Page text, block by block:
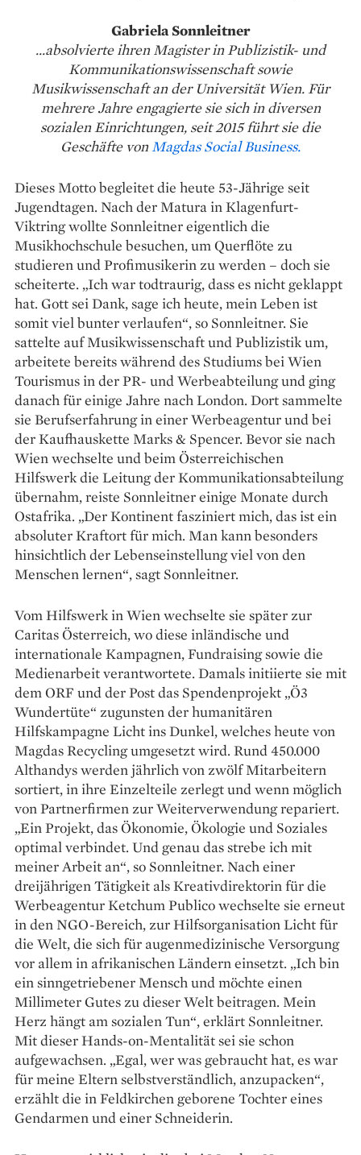
Gabriela Sonnleitner
...absolvierte ihren Magister in Publizistik- und
Kommunikationswissenschaft sowie
Musikwissenschaft an der Universität Wien. Für
mehrere Jahre engagierte sie sich in diversen
sozialen Einrichtungen, seit 2015 führt sie die
Geschäfte vonMagdas Social Business.
Dieses Motto begleitet die heute 53-Jährige seit
Jugendtagen. Nach der Matura in Klagenfurt-
Viktring wollte Sonnleitner eigentlich die
Musikhochschule besuchen, um Querflöte zu
studieren und Profimusikerin zu werden – doch sie
scheiterte. „Ich war todtraurig, dass es nicht geklappt
hat. Gott sei Dank, sage ich heute, mein Leben ist
somit viel bunter verlaufen“, so Sonnleitner. Sie
sattelte auf Musikwissenschaft und Publizistik um,
arbeitete bereits ­während des Studiums bei Wien
Tourismus in der PR- und Werbe­abteilung und ging
danach für einige Jahre nach London. Dort sammelte
sie Berufserfahrung in einer Werbe­agentur und bei
der ­Kaufhauskette Marks & Spencer. Bevor sie nach
Wien wechselte und beim Österreichischen
Hilfswerk die Leitung der Kommunikationsabteilung
übernahm, ­reiste Sonnleitner einige Monate durch
Ostafrika. „Der Kontinent fasziniert mich, das ist ein
absoluter Kraftort für mich. Man kann besonders
hinsichtlich der Lebenseinstellung viel von den
Menschen lernen“, sagt Sonnleitner.
Vom Hilfswerk in Wien wechselte sie später zur
Caritas Österreich, wo diese inländische und
internationale Kampagnen, Fundraising sowie die
Medienarbeit verantwortete. Damals initiierte sie mit
dem ORF und der Post das Spendenprojekt „Ö3
Wundertüte“ zugunsten der ­humanitären
Hilfskampagne Licht ins Dunkel, welches heute von
Magdas Recycling umgesetzt wird. Rund 450.000
Alt­handys werden jährlich von zwölf Mitarbeitern
sortiert, in ihre Einzelteile zerlegt und wenn ­möglich
von Partner­firmen zur Weiter­verwendung repariert.
„Ein Projekt, das Ökonomie, Ökologie und Soziales
optimal verbindet. Und genau das strebe ich mit
meiner Arbeit an“, so Sonnleitner. Nach einer
dreijährigen Tätigkeit als Kreativdirektorin für die
Werbeagentur Ketchum Publico ­wechselte sie erneut
in den NGO-Bereich, zur Hilfsorganisation Licht für
die Welt, die sich für augenmedizinische Versorgung
vor allem in ­afrikanischen Ländern einsetzt. „Ich bin
ein sinngetriebener Mensch und möchte einen
Millimeter ­Gutes zu dieser Welt beitragen. Mein
Herz hängt am sozialen Tun“, erklärt Sonnleitner.
Mit dieser Hands-on-Mentalität sei sie schon
aufgewachsen. „Egal, wer was gebraucht hat, es war
für meine Eltern selbstverständlich, anzupacken“,
erzählt die in Feldkirchen geborene Tochter eines
Gendarmen und einer Schneiderin.